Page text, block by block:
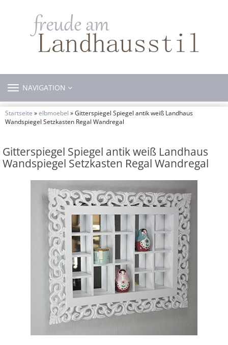
TOGGLE
NAVIGATION
Startseite »elbmoebel » Gitterspiegel Spiegel antik weiß Landhaus
Wandspiegel Setzkasten Regal Wandregal
Gitterspiegel Spiegel antik weiß Landhaus
Wandspiegel Setzkasten Regal Wandregal